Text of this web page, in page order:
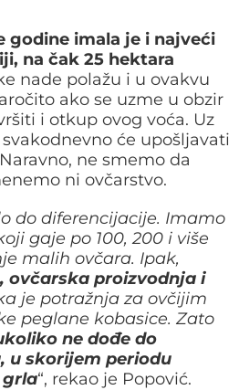
godine imala je i najveći
na čak 25 hektara
nade polažu i u ovakvu
ako se uzme u obzir
i otkup ovog voća. Uz
će upošljavati
ne smemo da
ni ovčarstvo.
do diferencijacije. Imamo
gaje po 100, 200 i više
malih ovčara. Ipak,
ovčarska proizvodnja i
je potražnja za ovčijim
peglane kobasice. Zato
ne dođe do
u skorijem periodu
“, rekao je Popović.